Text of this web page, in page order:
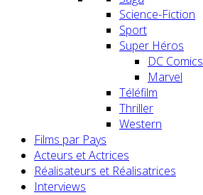
Science-Fiction
Sport
Super Héros
DC Comics
Marvel
Téléfilm
Thriller
Western
Films par Pays
Acteurs et Actrices
Réalisateurs et Réalisatrices
Interviews